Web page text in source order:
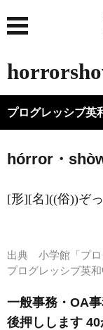
プログレッシブ英
hórror・
[形][名]((俗))ぞ
出典 小学館「プロ
プログレッシブ英
一般事務・OA
後押しします